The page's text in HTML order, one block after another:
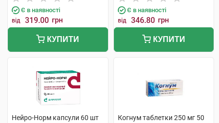
Є в наявності
від 319.00 грн
КУПИТИ
Є в наявності
від 346.80 грн
КУПИТИ
Нейро-Норм капсули 60 шт
Когнум таблетки 250 мг 50